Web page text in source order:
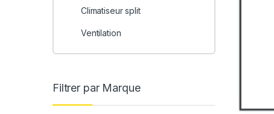
Climatiseur split
Ventilation
Filtrer par Marque